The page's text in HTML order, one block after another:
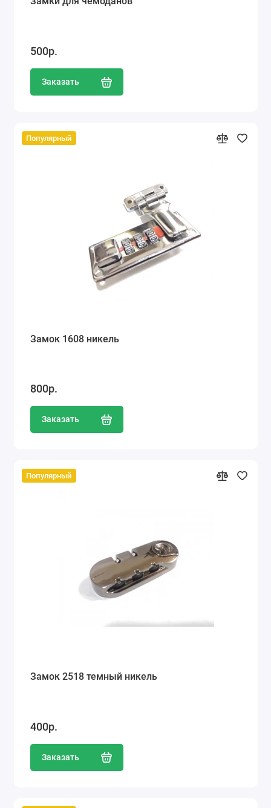
500р.
Заказать
Популярный
Замок 1608 никель
800р.
Заказать
Популярный
Замок 2518 темный никель
400р.
Заказать